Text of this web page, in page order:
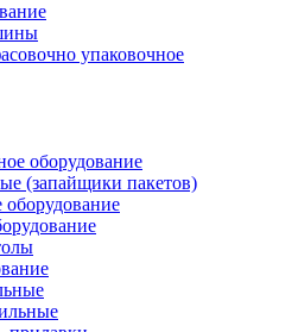
упаковочное
оборудование
(запайщики пакетов)
оборудование